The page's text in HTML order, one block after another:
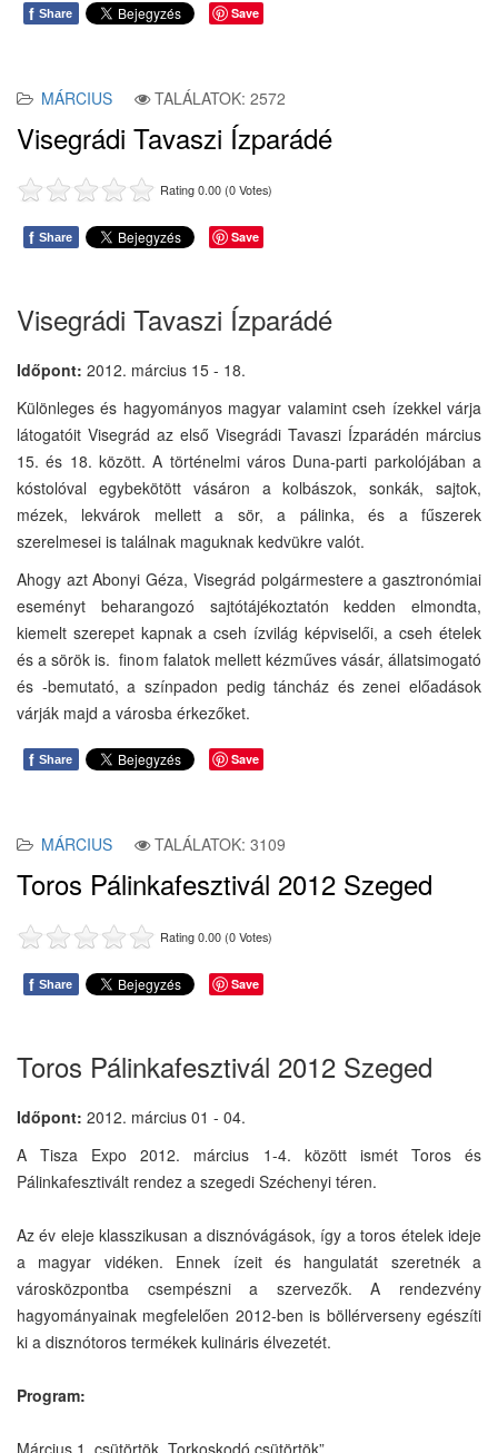
f Share Save
MÁRCIUS TALÁLATOK: 2572
Visegrádi Tavaszi Ízparádé
Rating 0.00 (0 Votes)
f Share Save
Visegrádi Tavaszi Ízparádé
Időpont: 2012. március 15 - 18.
Különleges és hagyományos magyar valamint cseh ízekkel várja
látogatóit Visegrád az első Visegrádi Tavaszi Ízparádén március
15. és 18. között. A történelmi város Duna-parti parkolójában a
kóstolóval egybekötött vásáron a kolbászok, sonkák, sajtok,
mézek, lekvárok mellett a sör, a pálinka, és a fűszerek
szerelmesei is találnak maguknak kedvükre valót.
Ahogy azt Abonyi Géza, Visegrád polgármestere a gasztronómiai
eseményt beharangozó sajtótájékoztatón kedden elmondta,
kiemelt szerepet kapnak a cseh ízvilág képviselői, a cseh ételek
és a sörök is. finom falatok mellett kézműves vásár, állatsimogató
és -bemutató, a színpadon pedig táncház és zenei előadások
várják majd a városba érkezőket.
f Share Save
MÁRCIUS TALÁLATOK: 3109
Toros Pálinkafesztivál 2012 Szeged
Rating 0.00 (0 Votes)
f Share Save
Toros Pálinkafesztivál 2012 Szeged
Időpont: 2012. március 01 - 04.
A Tisza Expo 2012. március 1-4. között ismét Toros és
Pálinkafesztivált rendez a szegedi Széchenyi téren.
Az év eleje klasszikusan a disznóvágások, így a toros ételek ideje
a magyar vidéken. Ennek ízeit és hangulatát szeretnék a
városközpontba csempészni a szervezők. A rendezvény
hagyományainak megfelelően 2012-ben is böllérverseny egészíti
ki a disznótoros termékek kulináris élvezetét.
Program: